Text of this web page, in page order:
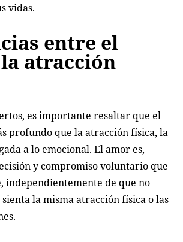
vidas.
entre el
atracción
es importante resaltar que el
profundo que la atracción física, la
a lo emocional. El amor es,
y compromiso voluntario que
independientemente de que no
sienta la misma atracción física o las